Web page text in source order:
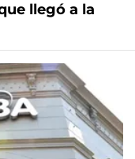
llegó a la